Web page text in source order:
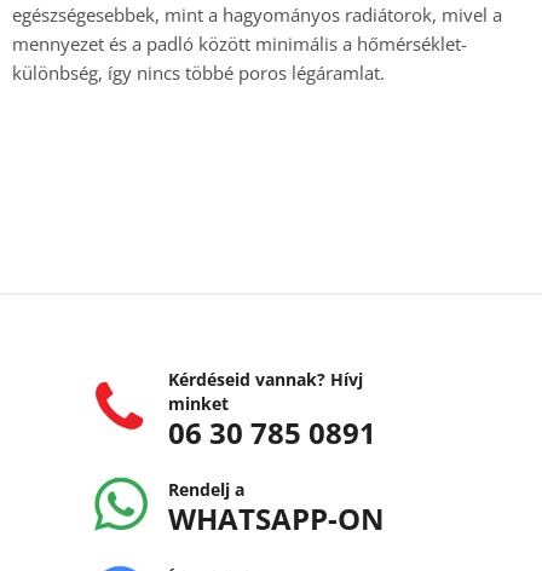
egészségesebbek, mint a hagyományos radiátorok, mivel a
mennyezet és a padló között minimális a hőmérséklet-
különbség, így nincs többé poros légáramlat.
Kérdéseid vannak? Hívj
minket
06 30 785 0891
Rendelj a
WHATSAPP-ON